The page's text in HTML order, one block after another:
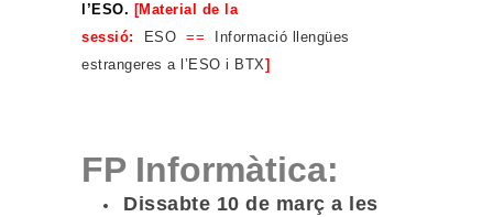
l’ESO. [Material de la
sessió: ESO ==
Informació llengües
estrangeres a l’ESO i BTX]
FP Informàtica:
Dissabte 10 de març a les